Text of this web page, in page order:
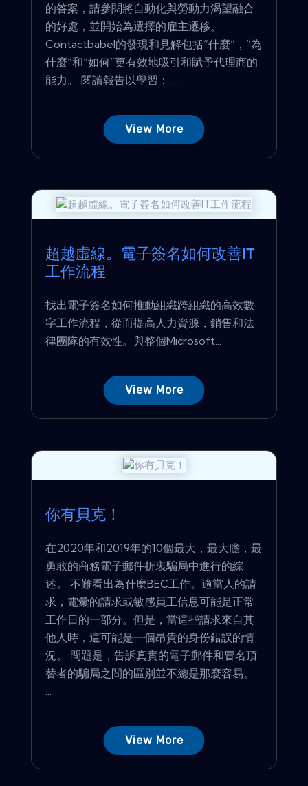
的答案，請參閱將自動化與勞動力渴望融合
的好處，並開始為選​​擇的雇主遷移。
Contactbabel的發現和見解包括“什麼”，“為
什麼”和“如何”更有效地吸引和賦予代理商的
能力。 閱讀報告以學習： ...
View More
超越虛線。電子簽名如何改善IT
工作流程
找出電子簽名如何推動組織跨組織的高效數
字工作流程，從而提高人力資源，銷售和法
律團隊的有效性。與整個Microsoft...
View More
你有貝克！
在2020年和2019年的10個最大，最大膽，最
勇敢的商務電子郵件折衷騙局中進行的綜
述。 不難看出為什麼BEC工作。適當人的請
求，電彙的請求或敏感員工信息可能是正常
工作日的一部分。但是，當這些請求來自其
他人時，這可能是一個昂貴的身份錯誤的情
況。 問題是，告訴真實的電子郵件和冒名頂
替者的騙局之間的區別並不總是那麼容易。
View More